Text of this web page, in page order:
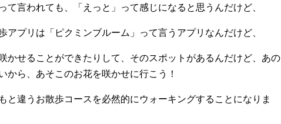
て言われても、「えっと」って感じになると思うんだけど、
アプリは「ピクミンブルーム」って言うアプリなんだけど、
かせることができたりして、そのスポットがあるんだけど、あの
から、あそこのお花を咲かせに行こう！
と違うお散歩コースを必然的にウォーキングすることになりま